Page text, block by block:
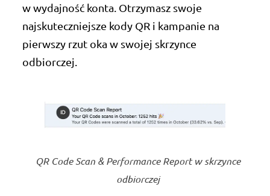
w wydajność konta. Otrzymasz swoje
najskuteczniejsze kody QR i kampanie na
pierwszy rzut oka w swojej skrzynce
odbiorczej.
QR Code Scan & Performance Report w skrzynce
odbiorczej